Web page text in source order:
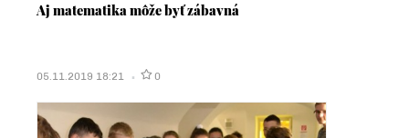
Aj matematika môže byť zábavná
05.11.2019 18:21 0